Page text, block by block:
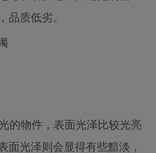
质低劣。
的物件，表面光泽比较光亮
面光泽则会显得有些黯淡，